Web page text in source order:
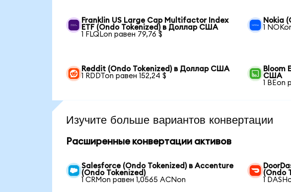
Franklin US Large Cap Multifactor Index
ETF (Ondo Tokenized) в Доллар США
1 FLQLon равен 79,76 $
Nokia
1
Reddit (Ondo Tokenized) в Доллар США
1 RDDTon равен 152,24 $
Bloom
США
1 BEon
Изучите больше вариантов конвертации
Расширенные конвертации активов
Salesforce (Ondo Tokenized) в Accenture
(Ondo Tokenized)
1 CRMon равен 1,0565 ACNon
(Ondo
1